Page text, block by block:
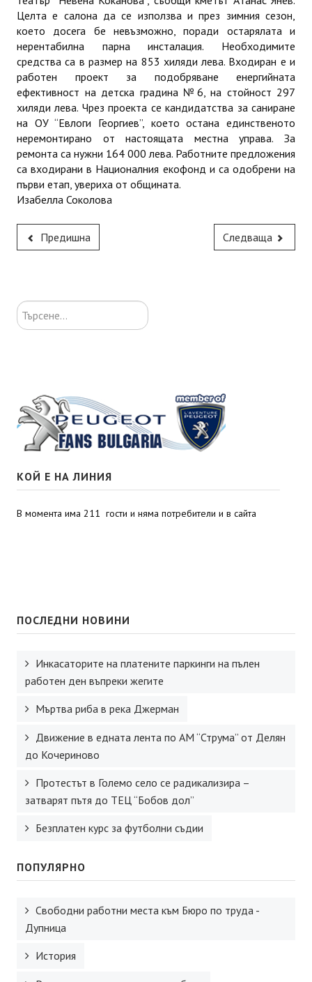
Целта е салона да се използва и през зимния сезон,
което досега бе невъзможно, поради остарялата и
нерентабилна парна инсталация. Необходимите
средства са в размер на 853 хиляди лева. Входиран е и
работен проект за подобряване енергийната
ефективност на детска градина №6, на стойност 297
хиляди лева. Чрез проекта се кандидатства за саниране
на ОУ “Евлоги Георгиев”, което остана единственото
неремонтирано от настоящата местна управа. За
ремонта са нужни 164 000 лева. Работните предложения
са входирани в Националния екофонд и са одобрени на
първи етап, увериха от общината.
Изабелла Соколова
Предишна Следваща
Търсене...
КОЙ Е НА ЛИНИЯ
В момента има 211 гости и няма потребители и в сайта
ПОСЛЕДНИ НОВИНИ
Инкасаторите на платените паркинги на пълен
работен ден въпреки жегите
Мъртва риба в река Джерман
Движение в едната лента по АМ “Струма” от Делян
до Кочериново
Протестът в Големо село се радикализира –
затварят пътя до ТЕЦ “Бобов дол”
Безплатен курс за футболни съдии
ПОПУЛЯРНО
Свободни работни места към Бюро по труда -
Дупница
История